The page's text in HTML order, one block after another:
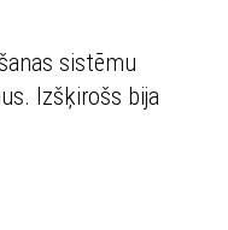
sistēmu
Izšķirošs bija